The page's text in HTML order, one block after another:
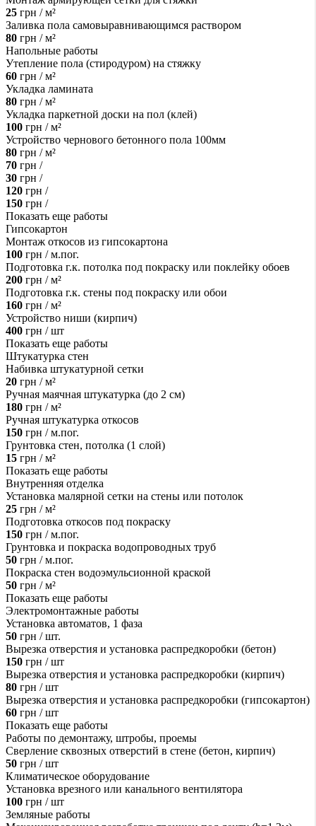
25 грн / м²
Заливка пола самовыравнивающимся раствором
80 грн / м²
Напольные работы
Утепление пола (стиродуром) на стяжку
60 грн / м²
Укладка ламината
80 грн / м²
Укладка паркетной доски на пол (клей)
100 грн / м²
Устройство чернового бетонного пола 100мм
80 грн / м²
70 грн /
30 грн /
120 грн /
150 грн /
Показать еще работы
Гипсокартон
Монтаж откосов из гипсокартона
100 грн / м.пог.
Подготовка г.к. потолка под покраску или поклейку обоев
200 грн / м²
Подготовка г.к. стены под покраску или обои
160 грн / м²
Устройство ниши (кирпич)
400 грн / шт
Показать еще работы
Штукатурка стен
Набивка штукатурной сетки
20 грн / м²
Ручная маячная штукатурка (до 2 см)
180 грн / м²
Ручная штукатурка откосов
150 грн / м.пог.
Грунтовка стен, потолка (1 слой)
15 грн / м²
Показать еще работы
Внутренняя отделка
Установка малярной сетки на стены или потолок
25 грн / м²
Подготовка откосов под покраску
150 грн / м.пог.
Грунтовка и покраска водопроводных труб
50 грн / м.пог.
Покраска стен водоэмульсионной краской
50 грн / м²
Показать еще работы
Электромонтажные работы
Установка автоматов, 1 фаза
50 грн / шт.
Вырезка отверстия и установка распредкоробки (бетон)
150 грн / шт
Вырезка отверстия и установка распредкоробки (кирпич)
80 грн / шт
Вырезка отверстия и установка распредкоробки (гипсокартон)
60 грн / шт
Показать еще работы
Работы по демонтажу, штробы, проемы
Сверление сквозных отверстий в стене (бетон, кирпич)
50 грн / шт
Климатическое оборудование
Установка врезного или канального вентилятора
100 грн / шт
Земляные работы